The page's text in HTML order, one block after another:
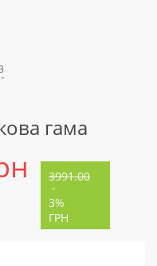
гама
3991.00
-
3%
ГРН